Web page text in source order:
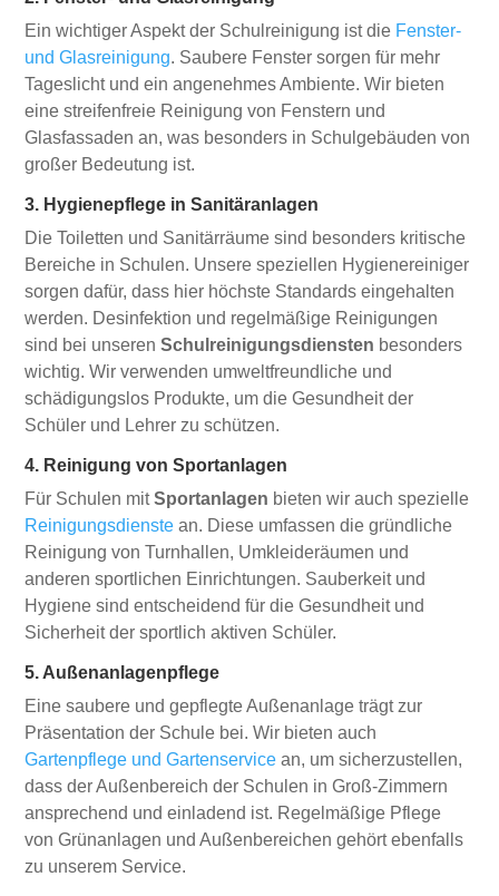
Ein wichtiger Aspekt der Schulreinigung ist die Fenster-
und Glasreinigung. Saubere Fenster sorgen für mehr
Tageslicht und ein angenehmes Ambiente. Wir bieten
eine streifenfreie Reinigung von Fenstern und
Glasfassaden an, was besonders in Schulgebäuden von
großer Bedeutung ist.
3. Hygienepflege in Sanitäranlagen
Die Toiletten und Sanitärräume sind besonders kritische
Bereiche in Schulen. Unsere speziellen Hygienereiniger
sorgen dafür, dass hier höchste Standards eingehalten
werden. Desinfektion und regelmäßige Reinigungen
sind bei unserenSchulreinigungsdiensten besonders
wichtig. Wir verwenden umweltfreundliche und
schädigungslos Produkte, um die Gesundheit der
Schüler und Lehrer zu schützen.
4. Reinigung von Sportanlagen
Für Schulen mitSportanlagen bieten wir auch spezielle
Reinigungsdienste an. Diese umfassen die gründliche
Reinigung von Turnhallen, Umkleideräumen und
anderen sportlichen Einrichtungen. Sauberkeit und
Hygiene sind entscheidend für die Gesundheit und
Sicherheit der sportlich aktiven Schüler.
5. Außenanlagenpflege
Eine saubere und gepflegte Außenanlage trägt zur
Präsentation der Schule bei. Wir bieten auch
Gartenpflege und Gartenservice an, um sicherzustellen,
dass der Außenbereich der Schulen in Groß-Zimmern
ansprechend und einladend ist. Regelmäßige Pflege
von Grünanlagen und Außenbereichen gehört ebenfalls
zu unserem Service.